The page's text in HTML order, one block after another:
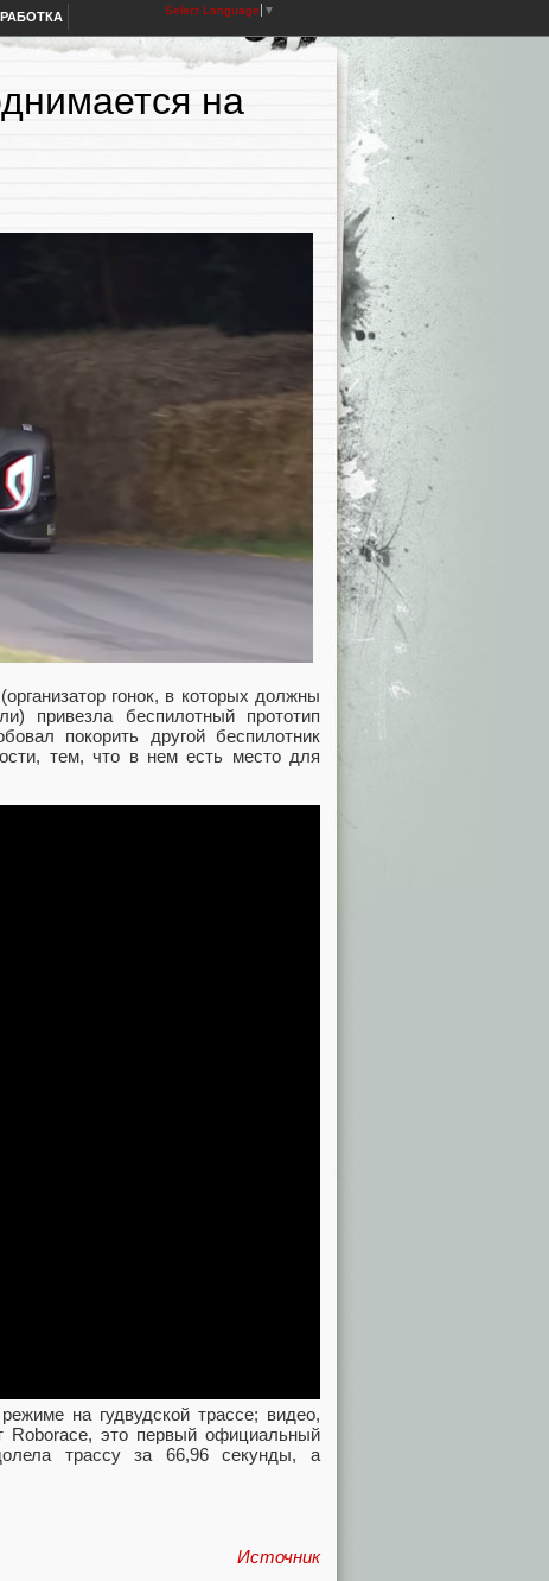
Select Language ▼
на
гонок, в которых должны
привезла беспилотный прототип
покорить другой беспилотник
тем, что в нем есть место для
на гудвудской трассе; видео,
Roborace, это первый официальный
трассу за 66,96 секунды, а
Источник